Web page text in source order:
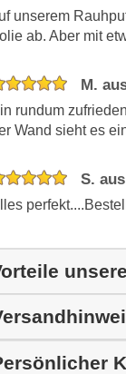
unserem
ab. Aber mit
M.
rundum
Wand sieht es
S.